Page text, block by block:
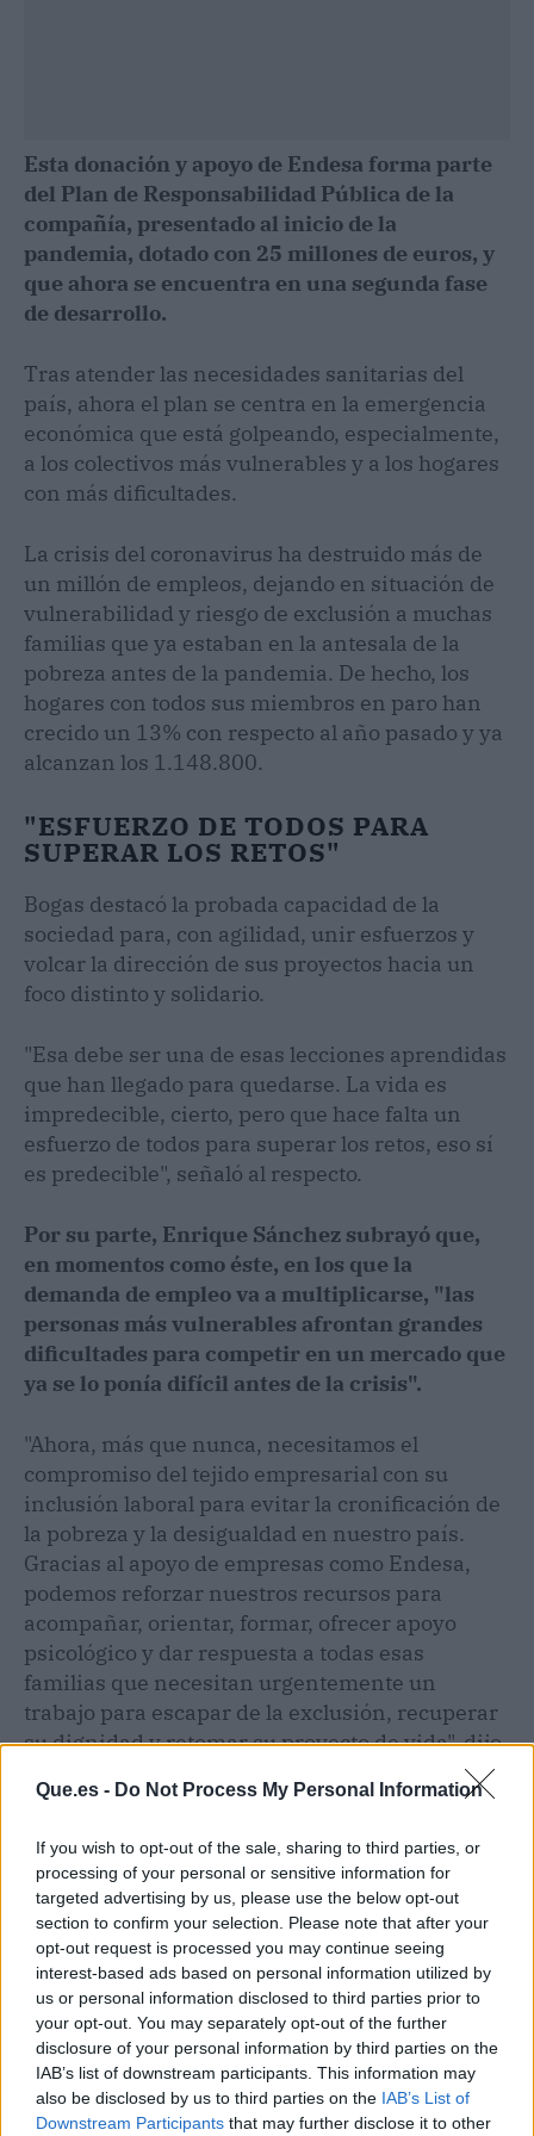
Que.es - Do Not Process My Personal Information
If you wish to opt-out of the sale, sharing to third parties, or
processing of your personal or sensitive information for
targeted advertising by us, please use the below opt-out
section to confirm your selection. Please note that after your
opt-out request is processed you may continue seeing
interest-based ads based on personal information utilized by
us or personal information disclosed to third parties prior to
your opt-out. You may separately opt-out of the further
disclosure of your personal information by third parties on the
IAB’s list of downstream participants. This information may
also be disclosed by us to third parties on the IAB’s List of
Downstream Participants that may further disclose it to other
Esta donación y apoyo de Endesa forma parte
del Plan de Responsabilidad Pública de la
compañía, presentado al inicio de la
pandemia, dotado con 25 millones de euros, y
que ahora se encuentra en una segunda fase
de desarrollo.
Tras atender las necesidades sanitarias del
país, ahora el plan se centra en la emergencia
económica que está golpeando, especialmente,
a los colectivos más vulnerables y a los hogares
con más dificultades.
La crisis del coronavirus ha destruido más de
un millón de empleos, dejando en situación de
vulnerabilidad y riesgo de exclusión a muchas
familias que ya estaban en la antesala de la
pobreza antes de la pandemia. De hecho, los
hogares con todos sus miembros en paro han
crecido un 13% con respecto al año pasado y ya
alcanzan los 1.148.800.
"ESFUERZO DE TODOS PARA
SUPERAR LOS RETOS"
Bogas destacó la probada capacidad de la
sociedad para, con agilidad, unir esfuerzos y
volcar la dirección de sus proyectos hacia un
foco distinto y solidario.
"Esa debe ser una de esas lecciones aprendidas
que han llegado para quedarse. La vida es
impredecible, cierto, pero que hace falta un
esfuerzo de todos para superar los retos, eso sí
es predecible", señaló al respecto.
Por su parte, Enrique Sánchez subrayó que,
en momentos como éste, en los que la
demanda de empleo va a multiplicarse, "las
personas más vulnerables afrontan grandes
dificultades para competir en un mercado que
ya se lo ponía difícil antes de la crisis".
"Ahora, más que nunca, necesitamos el
compromiso del tejido empresarial con su
inclusión laboral para evitar la cronificación de
la pobreza y la desigualdad en nuestro país.
Gracias al apoyo de empresas como Endesa,
podemos reforzar nuestros recursos para
acompañar, orientar, formar, ofrecer apoyo
psicológico y dar respuesta a todas esas
familias que necesitan urgentemente un
trabajo para escapar de la exclusión, recuperar
su dignidad y retomar su proyecto de vida", dijo.